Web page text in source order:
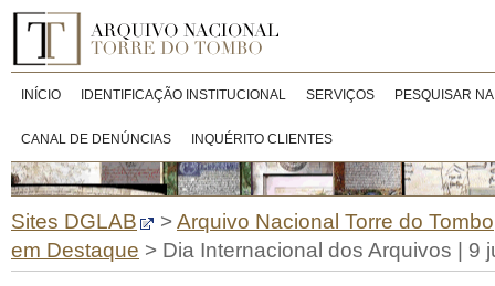
INÍCIO IDENTIFICAÇÃO INSTITUCIONAL SERVIÇOS PESQUISAR
CANAL DE DENÚNCIAS INQUÉRITO CLIENTES
Sites DGLAB >Arquivo Nacional Torre do Tombo
em Destaque > Dia Internacional dos Arquivos | 9